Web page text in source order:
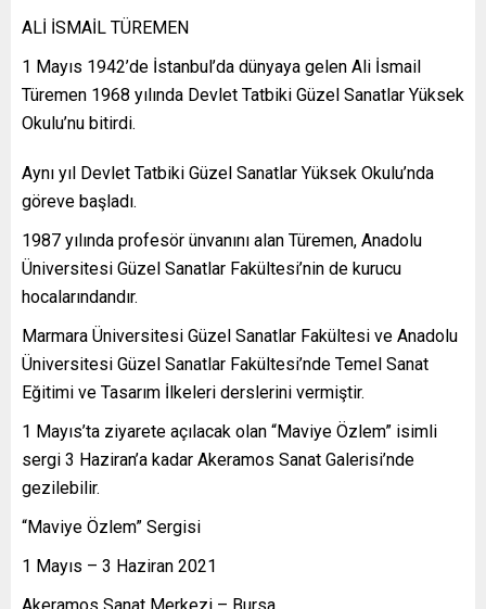
ALİ İSMAİL TÜREMEN
1 Mayıs 1942’de İstanbul’da dünyaya gelen Ali İsmail
Türemen 1968 yılında Devlet Tatbiki Güzel Sanatlar Yüksek
Okulu’nu bitirdi.
Aynı yıl Devlet Tatbiki Güzel Sanatlar Yüksek Okulu’nda
göreve başladı.
1987 yılında profesör ünvanını alan Türemen, Anadolu
Üniversitesi Güzel Sanatlar Fakültesi’nin de kurucu
hocalarındandır.
Marmara Üniversitesi Güzel Sanatlar Fakültesi ve Anadolu
Üniversitesi Güzel Sanatlar Fakültesi’nde Temel Sanat
Eğitimi ve Tasarım İlkeleri derslerini vermiştir.
1 Mayıs’ta ziyarete açılacak olan “Maviye Özlem” isimli
sergi 3 Haziran’a kadar Akeramos Sanat Galerisi’nde
gezilebilir.
“Maviye Özlem” Sergisi
1 Mayıs – 3 Haziran 2021
Akeramos Sanat Merkezi – Bursa